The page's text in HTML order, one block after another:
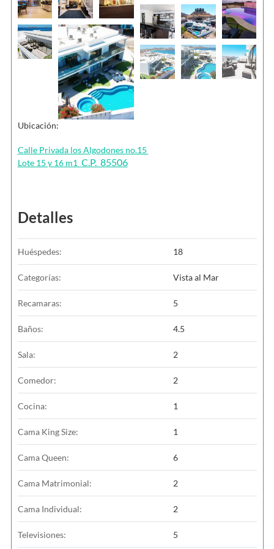
Ubicación:
Calle Privada los Algodones no.15
Lote 15 y 16 m1 C.P. 85506
Detalles
Huéspedes: 18
Categorías: Vista al Mar
Recamaras: 5
Baños: 4.5
Sala: 2
Comedor: 2
Cocina: 1
Cama King Size: 1
Cama Queen: 6
Cama Matrimonial: 2
Cama Individual: 2
Televisiones: 5